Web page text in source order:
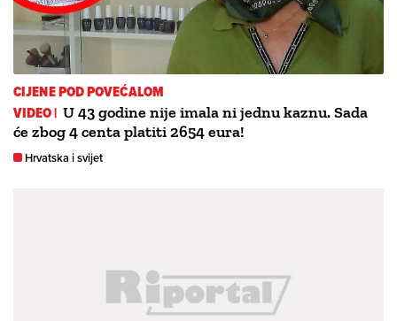
CIJENE POD POVEĆALOM
VIDEO | U 43 godine nije imala ni jednu kaznu. Sada
će zbog 4 centa platiti 2654 eura!
Hrvatska i svijet